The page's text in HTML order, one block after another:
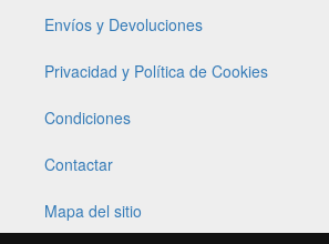
Envíos y Devoluciones
Privacidad y Política de Cookies
Condiciones
Contactar
Mapa del sitio